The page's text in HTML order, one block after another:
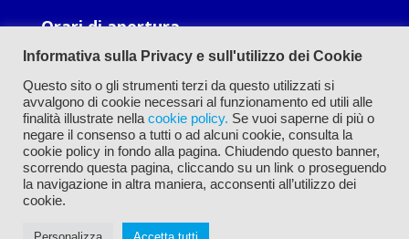
Orari di apertura
Lun: 09.30-12.30, 16.00-19.00
Mar: 09.30-12.30, 16.00-19.00
Mer: 09.30-12.30, 16.00-19.00
Gio: 09.30-12.30, 16.00-19.00
Ven: 09.30-12.30, 16.00-19.00
Informativa sulla Privacy e sull'utilizzo dei Cookie
Questo sito o gli strumenti terzi da questo utilizzati si
avvalgono di cookie necessari al funzionamento ed utili alle
finalità illustrate nella cookie policy. Se vuoi saperne di più o
negare il consenso a tutti o ad alcuni cookie, consulta la
cookie policy in fondo alla pagina. Chiudendo questo banner,
scorrendo questa pagina, cliccando su un link o proseguendo
la navigazione in altra maniera, acconsenti all’utilizzo dei
cookie.